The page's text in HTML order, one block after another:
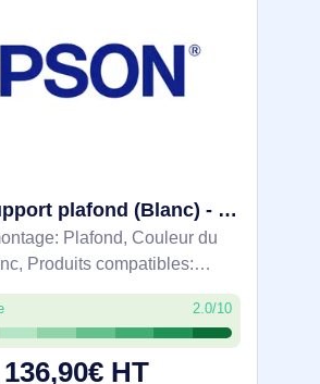
Epson Support plafond (Blanc) - ELPMB23 - V12H003B23
Plafond, Couleur du
Produits compatibles:
EMP-735, EMP-720, EMP-
EMP-732, EMP-760, EMP-
EMP-755,.... Largeur du
2.0/10
136,90€ HT